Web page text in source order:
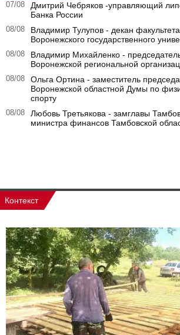
07/08
Дмитрий Чебряков -управляющий
Банка России
08/08
Владимир Тулупов - декан
Воронежского государственного
08/08
Владимир Михайленко -
Воронежской региональной
08/08
Ольга Ортина - заместитель
Воронежской областной Думы по
спорту
08/08
Любовь Третьякова - замглавы
министра финансов Тамбовской
Контекст